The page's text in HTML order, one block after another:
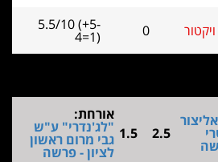
5.5/10 (+5-
4=1)
אורחת:
"לג'נדרי" ע"ש
גבי מרום ראשון
לציון - פרשה